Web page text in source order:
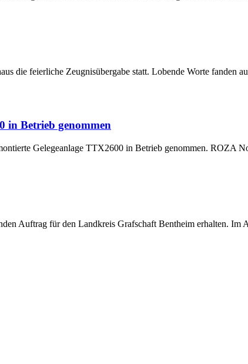
die feierliche Zeugnisübergabe statt. Lobende Worte fanden
in Betrieb genommen
Gelegeanlage TTX2600 in Betrieb genommen. ROZA
Auftrag für den Landkreis Grafschaft Bentheim erhalten. Im